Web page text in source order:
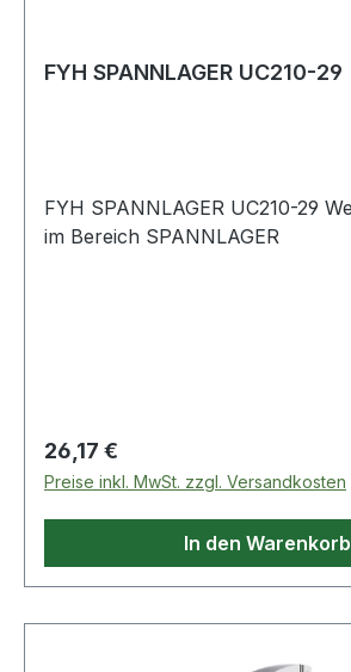
FYH SPANNLAGER UC210-29
FYH SPANNLAGER UC210-29 Weitere Produkte
im Bereich SPANNLAGER
Regulärer Preis:
26,17 €
Preise inkl. MwSt. zzgl. Versandkosten
In den Warenkorb